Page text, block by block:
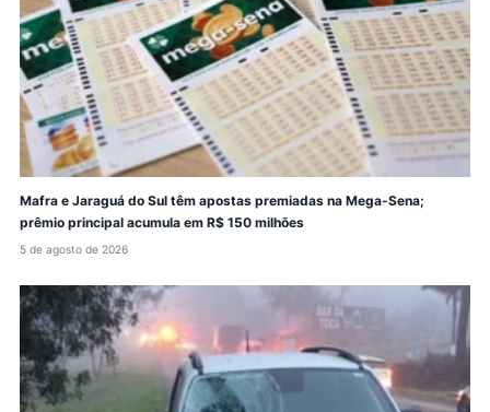
Mafra e Jaraguá do Sul têm apostas premiadas na Mega-Sena;
prêmio principal acumula em R$ 150 milhões
5 de agosto de 2026